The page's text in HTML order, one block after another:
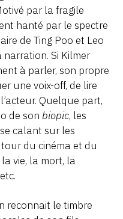
par la fragile
hanté par le spectre
de Ting Poo et Leo
Si Kilmer
à parler, son propre
une voix-off, de lire
Quelque part,
de son biopic, les
calant sur les
du cinéma et du
vie, la mort, la
reconnait le timbre